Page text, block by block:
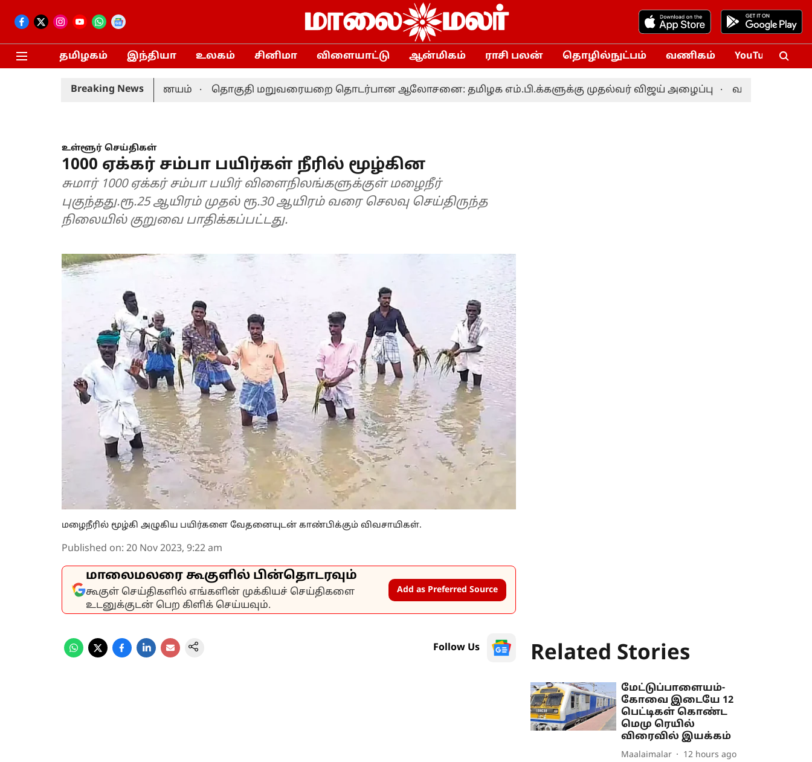
தமிழகம் இந்தியா உலகம் சினிமா விளையாட்டு ஆன்மிகம் ராசி பலன் தொழில்நுட்பம் வணிகம் YouTube
Breaking News
நடைபெறும்: தேர்தல் ஆணையம் தொகுதி மறுவரையறை தொடர்பான ஆலோசனை: தமிழக எம்.பி.க்களுக்கு முதல்வர் விஜய் அழைப்பு வங்கதேச அதிபர்
உள்ளூர் செய்திகள்
1000 ஏக்கர் சம்பா பயிர்கள் நீரில் மூழ்கின
சுமார் 1000 ஏக்கர் சம்பா பயிர் விளைநிலங்களுக்குள் மழைநீர்
புகுந்தது.ரூ.25 ஆயிரம் முதல் ரூ.30 ஆயிரம் வரை செலவு செய்திருந்த
நிலையில் குறுவை பாதிக்கப்பட்டது.
மழைநீரில் மூழ்கி அழுகிய பயிர்களை வேதனையுடன் காண்பிக்கும் விவசாயிகள்.
Published on: 20 Nov 2023, 9:22 am
மாலைமலரை கூகுளில் பின்தொடரவும்
கூகுள் செய்திகளில் எங்களின் முக்கியச் செய்திகளை
உடனுக்குடன் பெற கிளிக் செய்யவும்.
Add as Preferred Source
Follow Us Related Stories
மேட்டுப்பாளையம்-
கோவை இடையே 12
பெட்டிகள் கொண்ட
மெமு ரெயில்
விரைவில் இயக்கம்
Maalaimalar 12 hours ago